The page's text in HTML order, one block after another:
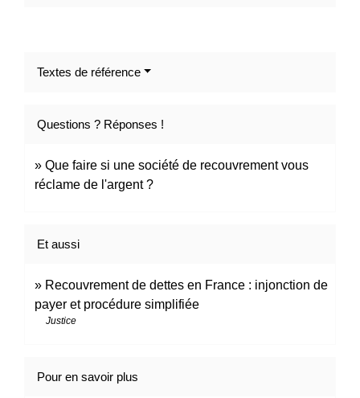
Textes de référence
Questions ? Réponses !
Que faire si une société de recouvrement vous
réclame de l'argent ?
Et aussi
Recouvrement de dettes en France : injonction de
payer et procédure simplifiée
Justice
Pour en savoir plus